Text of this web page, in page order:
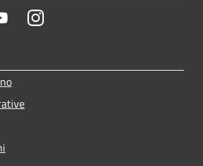
YoutubeInstagram